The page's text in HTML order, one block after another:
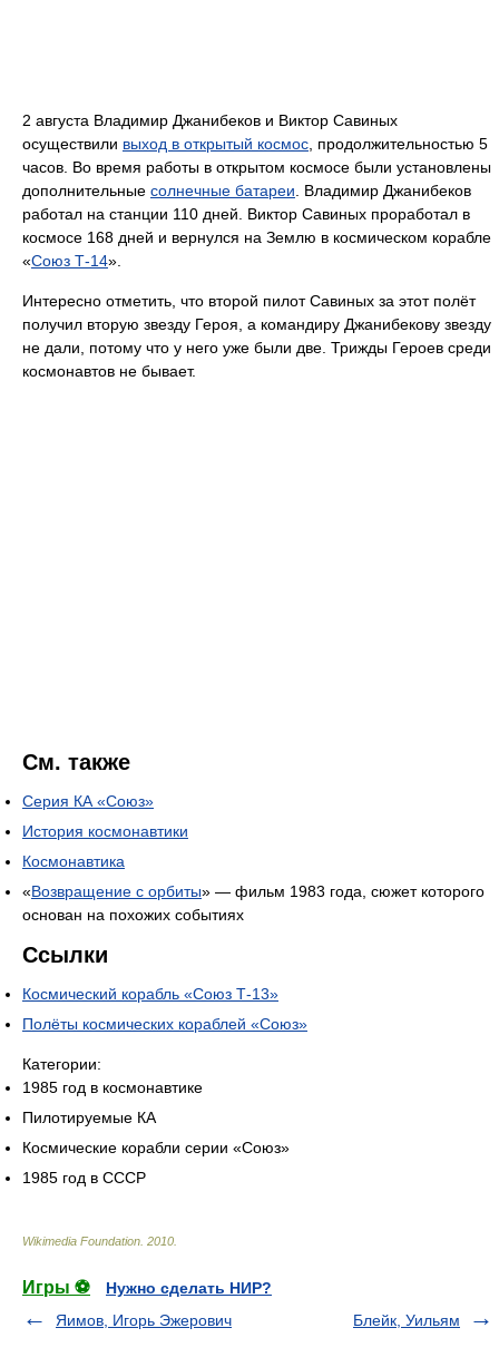
2 августа Владимир Джанибеков и Виктор Савиных
осуществили выход в открытый космос , продолжительностью 5
часов. Во время работы в открытом космосе были установлены
дополнительные солнечные батареи . Владимир Джанибеков
работал на станции 110 дней. Виктор Савиных проработал в
космосе 168 дней и вернулся на Землю в космическом корабле
«Союз Т-14».
Интересно отметить, что второй пилот Савиных за этот полёт
получил вторую звезду Героя, а командиру Джанибекову звезду
не дали, потому что у него уже были две. Трижды Героев среди
космонавтов не бывает.
См. также
Серия КА «Союз»
История космонавтики
Космонавтика
«Возвращение с орбиты» — фильм 1983 года, сюжет которого
основан на похожих событиях
Ссылки
Космический корабль «Союз Т-13»
Полёты космических кораблей «Союз»
Категории:
1985 год в космонавтике
Пилотируемые КА
Космические корабли серии «Союз»
1985 год в СССР
Wikimedia Foundation 2010
Игры ⚽
Нужно сделать НИР?
Яимов, Игорь Эжерович
Блейк, Уильям